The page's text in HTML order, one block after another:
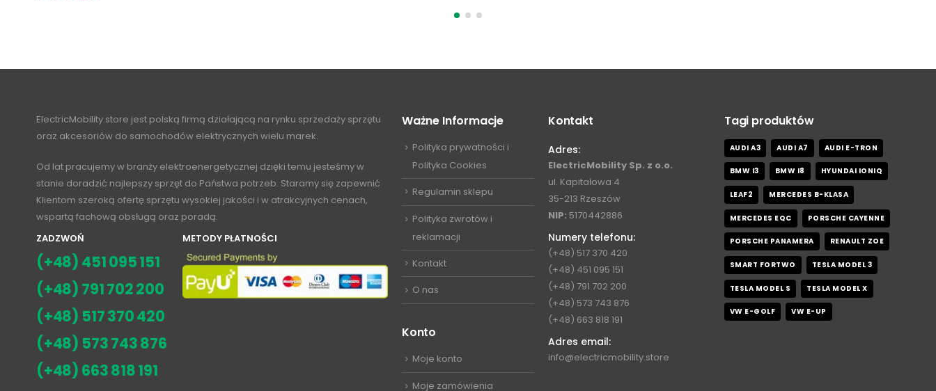
ElectricMobility.store jest polską firmą działającą na rynku sprzedaży sprzętu
oraz akcesoriów do samochodów elektrycznych wielu marek.
Od lat pracujemy w branży elektroenergetycznej dzięki temu jesteśmy w
stanie doradzić najlepszy sprzęt do Państwa potrzeb. Staramy się zapewnić
Klientom szeroką ofertę sprzętu wysokiej jakości i w atrakcyjnych cenach,
wspartą fachową obsługą oraz poradą.
ZADZWOŃ
(+48) 451 095 151
(+48) 791 702 200
(+48) 517 370 420
(+48) 573 743 876
(+48) 663 818 191
METODY PŁATNOŚCI
Ważne Informacje
Polityka prywatności i
Polityka Cookies
Regulamin sklepu
Polityka zwrotów i
reklamacji
Kontakt
O nas
Konto
Moje konto
Moje zamówienia
Kontakt
Adres:
ElectricMobility Sp. z o.o.
ul. Kapitałowa 4
35-213 Rzeszów
NIP: 5170442886
Numery telefonu:
(+48) 517 370 420
(+48) 451 095 151
(+48) 791 702 200
(+48) 573 743 876
(+48) 663 818 191
Adres email:
info@electricmobility.store
Tagi produktów
AUDI A3 AUDI A7 AUDI E-TRON
BMW I3 BMW I8 HYUNDAI IONIQ
LEAF2 MERCEDES B-KLASA
MERCEDES EQC PORSCHE CAYENNE
PORSCHE PANAMERA RENAULT ZOE
SMART FORTWO TESLA MODEL 3
TESLA MODEL S TESLA MODEL X
VW E-GOLF VW E-UP